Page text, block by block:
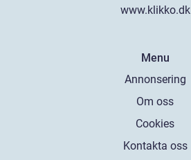
www.klikko.dk
Menu
Annonsering
Om oss
Cookies
Kontakta oss